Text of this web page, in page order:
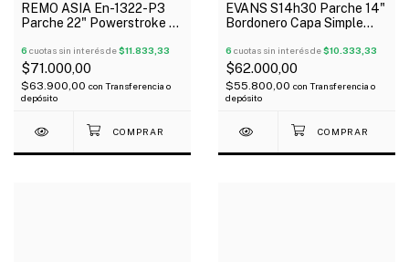
REMO ASIA En-1322-P3
Parche 22" Powerstroke 3
6 cuotas sin interés de$11.833,33
$71.000,00
$63.900,00 con Transferencia o
depósito
EVANS S14h30 Parche 14"
Bordonero Capa Simple
6 cuotas sin interés de$10.333,33
$62.000,00
$55.800,00 con Transferencia o
depósito